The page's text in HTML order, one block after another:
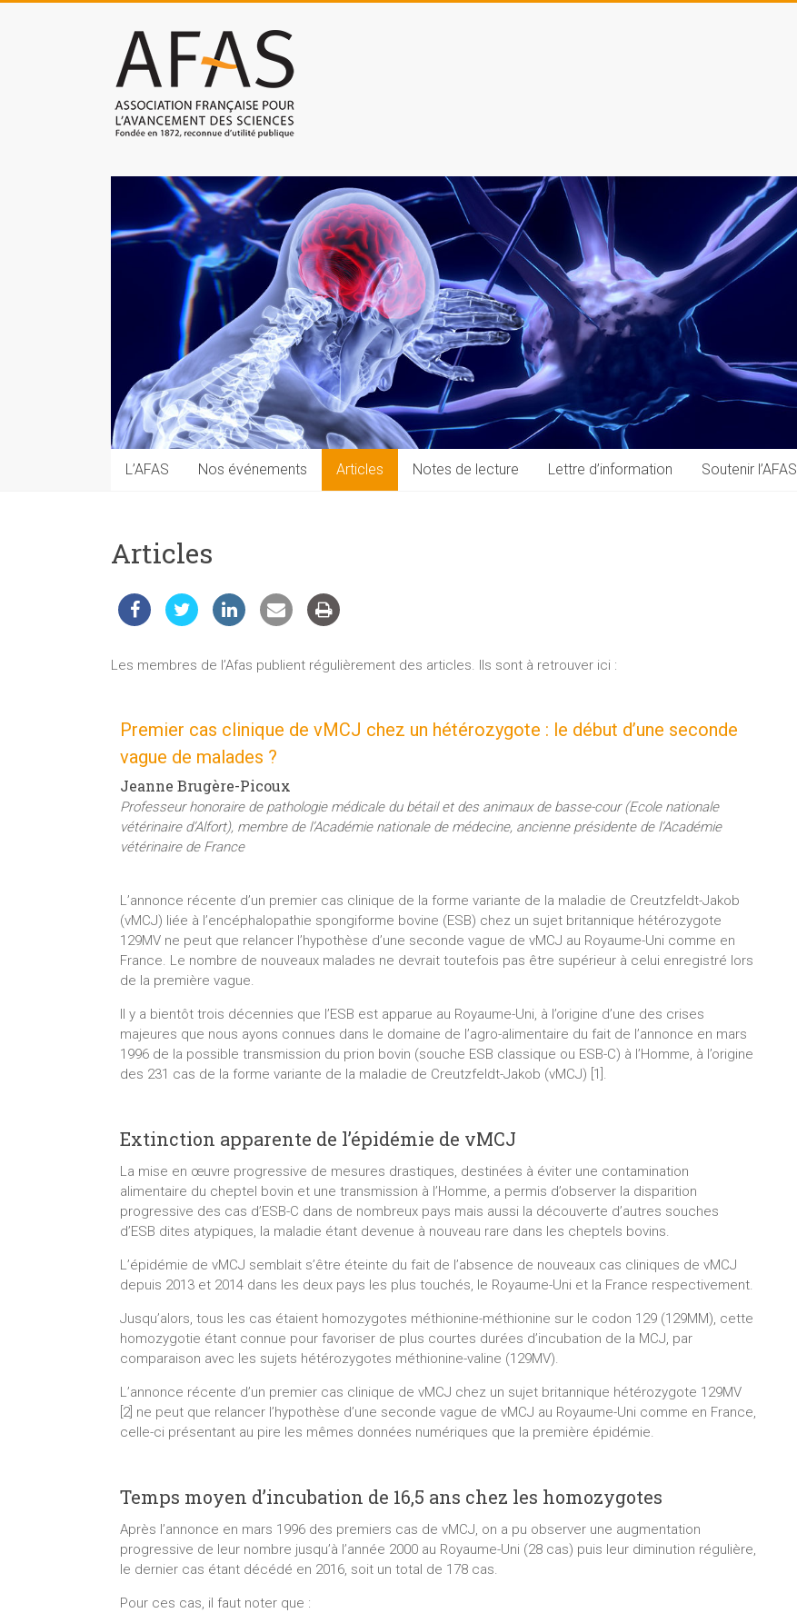
Association
française
pour
sciences
(AFAS)
Promouvoir
les
techniques
auprès
du
public
L’AFAS Nos événements Articles Notes de lecture Lettre d’information Soutenir l’AFAS
Articles
Les membres de l’Afas publient régulièrement des articles. Ils sont à retrouver ici :
Premier cas clinique de vMCJ chez un hétérozygote : le début d’une seconde
vague de malades ?
Jeanne Brugère-Picoux
Professeur honoraire de pathologie médicale du bétail et des animaux de basse-cour (Ecole nationale
vétérinaire d’Alfort), membre de l’Académie nationale de médecine, ancienne présidente de l’Académie
vétérinaire de France
L’annonce récente d’un premier cas clinique de la forme variante de la maladie de Creutzfeldt-Jakob
(vMCJ) liée à l’encéphalopathie spongiforme bovine (ESB) chez un sujet britannique hétérozygote
129MV ne peut que relancer l’hypothèse d’une seconde vague de vMCJ au Royaume-Uni comme en
France. Le nombre de nouveaux malades ne devrait toutefois pas être supérieur à celui enregistré lors
de la première vague.
Il y a bientôt trois décennies que l’ESB est apparue au Royaume-Uni, à l’origine d’une des crises
majeures que nous ayons connues dans le domaine de l’agro-alimentaire du fait de l’annonce en mars
1996 de la possible transmission du prion bovin (souche ESB classique ou ESB-C) à l’Homme, à l’origine
des 231 cas de la forme variante de la maladie de Creutzfeldt-Jakob (vMCJ) [1].
Extinction apparente de l’épidémie de vMCJ
La mise en œuvre progressive de mesures drastiques, destinées à éviter une contamination
alimentaire du cheptel bovin et une transmission à l’Homme, a permis d’observer la disparition
progressive des cas d’ESB-C dans de nombreux pays mais aussi la découverte d’autres souches
d’ESB dites atypiques, la maladie étant devenue à nouveau rare dans les cheptels bovins.
L’épidémie de vMCJ semblait s’être éteinte du fait de l’absence de nouveaux cas cliniques de vMCJ
depuis 2013 et 2014 dans les deux pays les plus touchés, le Royaume-Uni et la France respectivement.
Jusqu’alors, tous les cas étaient homozygotes méthionine-méthionine sur le codon 129 (129MM), cette
homozygotie étant connue pour favoriser de plus courtes durées d’incubation de la MCJ, par
comparaison avec les sujets hétérozygotes méthionine-valine (129MV).
L’annonce récente d’un premier cas clinique de vMCJ chez un sujet britannique hétérozygote 129MV
[2] ne peut que relancer l’hypothèse d’une seconde vague de vMCJ au Royaume-Uni comme en France,
celle-ci présentant au pire les mêmes données numériques que la première épidémie.
Temps moyen d’incubation de 16,5 ans chez les homozygotes
Après l’annonce en mars 1996 des premiers cas de vMCJ, on a pu observer une augmentation
progressive de leur nombre jusqu’à l’année 2000 au Royaume-Uni (28 cas) puis leur diminution régulière,
le dernier cas étant décédé en 2016, soit un total de 178 cas.
Pour ces cas, il faut noter que :